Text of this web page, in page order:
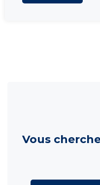
Vous